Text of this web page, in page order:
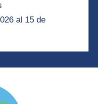
al 15 de